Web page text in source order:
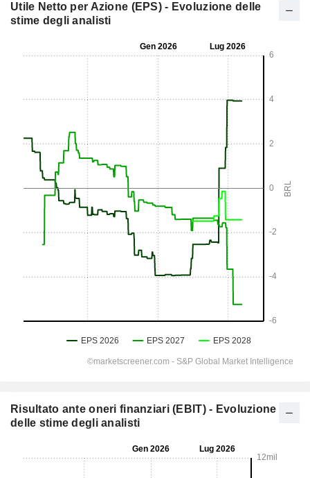
Utile Netto per Azione (EPS) - Evoluzione delle
stime degli analisti
Risultato ante oneri finanziari (EBIT) - Evoluzione
delle stime degli analisti